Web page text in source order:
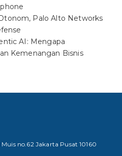
Palo Alto Networks
AI: Mengapa
Kemenangan Bisnis
no.62 Jakarta Pusat 10160